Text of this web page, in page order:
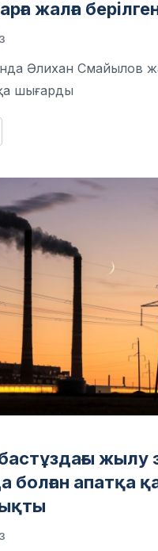
жалға
Әлихан Смайылов
шығарды
жылу
болған апатқа